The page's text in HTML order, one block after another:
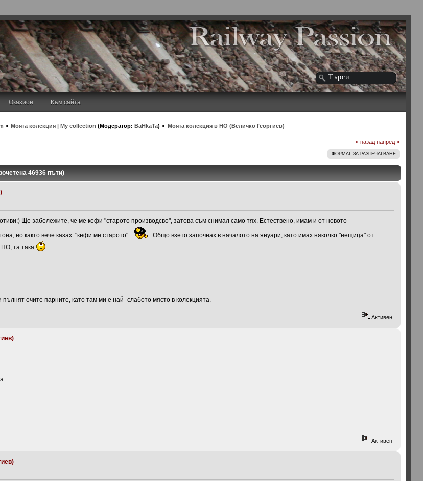
Оказион Към сайта
» Моята колекция | My collection (Модератор:BaHkaTa) » Моята колекция в НО (Величко Георгиев)
« назад напред »
ФОРМАТ ЗА РАЗПЕЧАТВАНЕ
46936 пъти)
Ще забележите, че ме кефи "старото производсво", затова съм снимал само тях. Естествено, имам и от новото
но както вече казах: "кефи ме старото"
Общо взето започнах в началото на януари, като имах няколко "нещица" от
НО, та така
пълнят очите парните, като там ми е най- слабото място в колекцията.
Активен
Активен